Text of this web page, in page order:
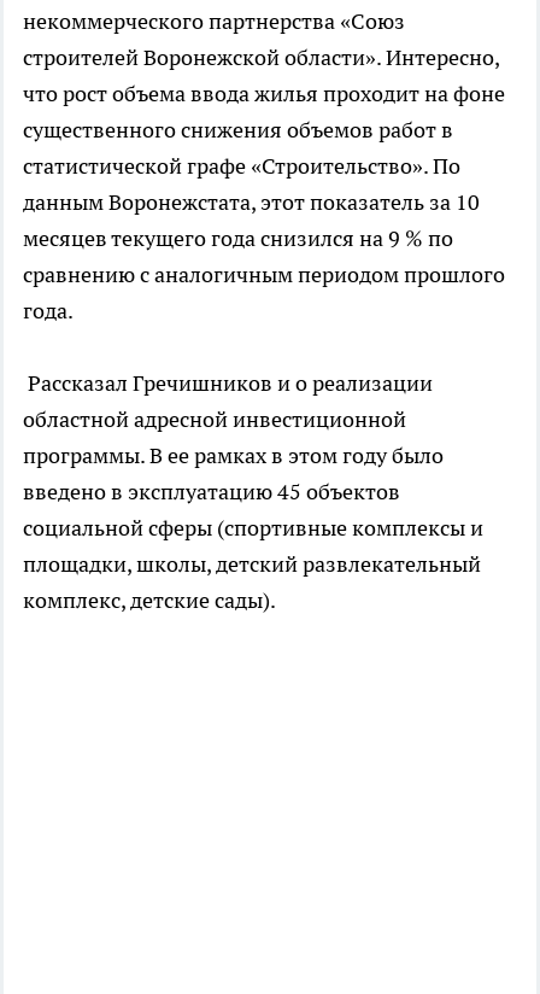
некоммерческого партнерства «Союз
строителей Воронежской области». Интересно,
что рост объема ввода жилья проходит на фоне
существенного снижения объемов работ в
статистической графе «Строительство». По
данным Воронежстата, этот показатель за 10
месяцев текущего года снизился на 9 % по
сравнению с аналогичным периодом прошлого
года.
Рассказал Гречишников и о реализации
областной адресной инвестиционной
программы. В ее рамках в этом году было
введено в эксплуатацию 45 объектов
социальной сферы (спортивные комплексы и
площадки, школы, детский развлекательный
комплекс, детские сады).